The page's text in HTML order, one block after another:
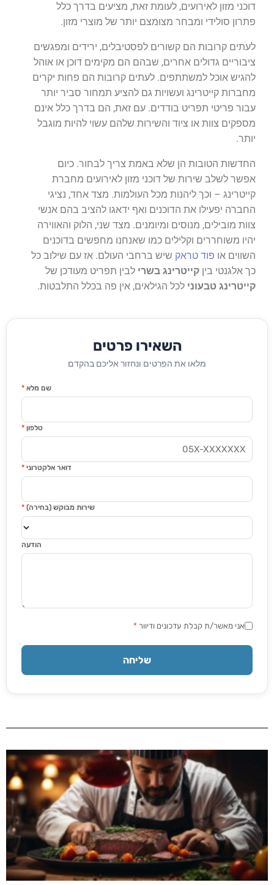
דוכני מזון לאירועים, לעומת זאת, מציעים בדרך כלל
פתרון סולידי ומבחר מצומצם יותר של מוצרי מזון.
לעתים קרובות הם קשורים לפסטיבלים, ירידים ומפגשים
ציבוריים גדולים אחרים, שבהם הם מקימים דוכן או אוהל
להגיש אוכל למשתתפים. לעתים קרובות הם פחות יקרים
מחברות קייטרינג ועשויות גם להציע תמחור סביר יותר
עבור פריטי תפריט בודדים. עם זאת, הם בדרך כלל אינם
מספקים צוות או ציוד והשירות שלהם עשוי להיות מוגבל
יותר.
החדשות הטובות הן שלא באמת צריך לבחור. כיום
אפשר לשלב שירות של דוכני מזון לאירועים מחברת
קייטרינג – וכך ליהנות מכל העולמות. מצד אחד, נציגי
החברה יפעילו את הדוכנים ואף ידאגו להציב בהם אנשי
צוות מובילים, מנוסים ומיומנים. מצד שני, הלוק והאווירה
יהיו משוחררים וקלילים כמו שאנחנו מחפשים בדוכנים
השווים או פוד טראק שיש ברחבי העולם. אז עם שילוב כל
כך אלגנטי בין קייטרינג בשרי לבין תפריט מעודכן של
קייטרינג טבעוני לכל הגילאים, אין פה בכלל התלבטות.
השאירו פרטים
מלאו את הפרטים ונחזור אליכם בהקדם
שם מלא *
טלפון *
דואר אלקטרוני *
שירות מבוקש (בחירה) *
הודעה
אני מאשר/ת קבלת עדכונים ודיוור *
שליחה